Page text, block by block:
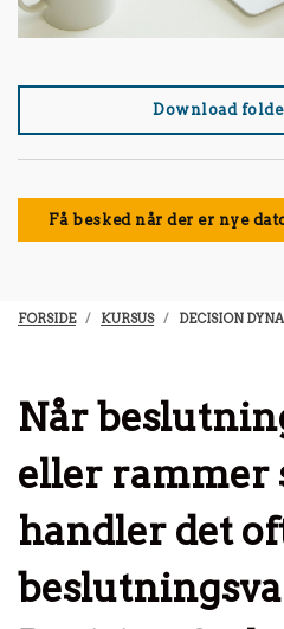
Download
Få besked når der er nye
FORSIDE KURSUS DECISION
Når
eller rammer
handler det